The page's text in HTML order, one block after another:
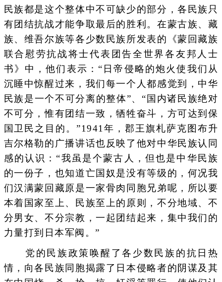
民族都是这个整体中不可缺少的部分，各民族只
有团结抗战才能争取最后的胜利。在蒙古族、藏
族、维吾尔族等各少数民族所发表的《蒙回藏族
联合慰劳抗战将士代表团告全世界各友邦人士
书》中，他们表示：“日帝侵略的炮火使我们从
沉睡中惊醒过来，我们每一个人都感觉到，中华
民族是一个不可分离的整体”、“国内诸民族绝对
不可分，惟有团结一致，牺牲奋斗，方可达到保
国卫民之目的。”1941年，郡王旗札萨克图布升
吉尔格勒的广播讲话也反映了他对中华民族认同
感的认识：“我虽是个蒙古人，但也是中华民族
的一份子，也知道亡国奴是没有等级的，何况我
们汉满蒙回藏原是一家骨肉同胞兄弟呢，所以要
本着国家至上、民族至上的原则，不分地域、不
分男女、不分宗教，一起团结起来，集中我们的
力量打到日本军阀。”
党的民族政策唤醒了各少数民族的抗日热
情，向各民族同胞揭露了日本侵略者的阴谋及其